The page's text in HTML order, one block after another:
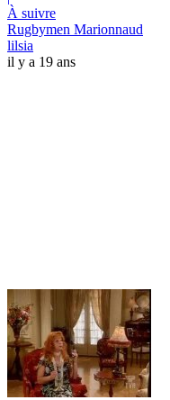
À suivre
Rugbymen Marionnaud
lilsia
il y a 19 ans